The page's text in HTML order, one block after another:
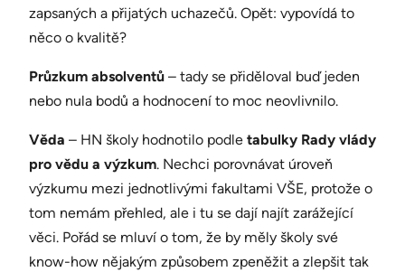
zapsaných a přijatých uchazečů. Opět: vypovídá to
něco o kvalitě?
Průzkum absolventů – tady se přiděloval buď jeden
nebo nula bodů a hodnocení to moc neovlivnilo.
Věda – HN školy hodnotilo podle tabulky Rady vlády
pro vědu a výzkum. Nechci porovnávat úroveň
výzkumu mezi jednotlivými fakultami VŠE, protože o
tom nemám přehled, ale i tu se dají najít zarážející
věci. Pořád se mluví o tom, že by měly školy své
know-how nějakým způsobem zpeněžit a zlepšit tak